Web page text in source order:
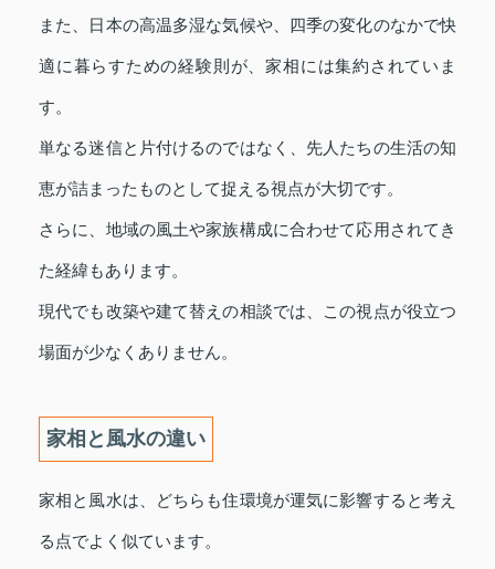
また、日本の高温多湿な気候や、四季の変化のなかで快
適に暮らすための経験則が、家相には集約されていま
す。
単なる迷信と片付けるのではなく、先人たちの生活の知
恵が詰まったものとして捉える視点が大切です。
さらに、地域の風土や家族構成に合わせて応用されてき
た経緯もあります。
現代でも改築や建て替えの相談では、この視点が役立つ
場面が少なくありません。
家相と風水の違い
家相と風水は、どちらも住環境が運気に影響すると考え
る点でよく似ています。